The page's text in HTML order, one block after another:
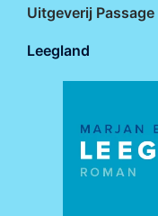
Uitgeverij Passage
Leegland